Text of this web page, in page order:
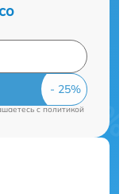
cполитикой